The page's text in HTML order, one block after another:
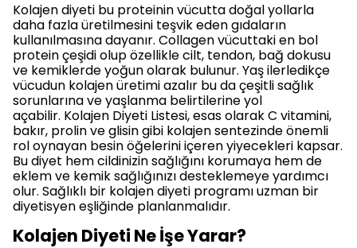
Kolajen diyeti bu proteinin vücutta doğal yollarla
daha fazla üretilmesini teşvik eden gıdaların
kullanılmasına dayanır. Collagen vücuttaki en bol
protein çeşidi olup özellikle cilt, tendon, bağ dokusu
ve kemiklerde yoğun olarak bulunur. Yaş ilerledikçe
vücudun kolajen üretimi azalır bu da çeşitli sağlık
sorunlarına ve yaşlanma belirtilerine yol
açabilir. Kolajen Diyeti Listesi, esas olarak C vitamini,
bakır, prolin ve glisin gibi kolajen sentezinde önemli
rol oynayan besin öğelerini içeren yiyecekleri kapsar.
Bu diyet hem cildinizin sağlığını korumaya hem de
eklem ve kemik sağlığınızı desteklemeye yardımcı
olur. Sağlıklı bir kolajen diyeti programı uzman bir
diyetisyen eşliğinde planlanmalıdır.
Kolajen Diyeti Ne İşe Yarar?